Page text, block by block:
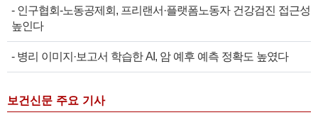
- 인구협회-노동공제회, 프리랜서·플랫폼노동자 건강검진 접근성
높인다
- 병리 이미지·보고서 학습한 AI, 암 예후 예측 정확도 높였다
보건신문 주요 기사